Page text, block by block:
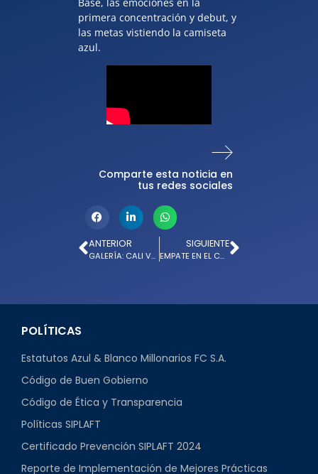
primera concentración y debut, y
las metas vistiendo la camiseta
azul.
Comparte esta noticia en
tus redes sociales
ANTERIOR
GALERÍA: CALI VS. MILLONARIOS POR LA FECHA 7 DE LA LIGA
SIGUIENTE
EMPATE EN EL CAMPÍN: MILLONARIOS 0-0 NACIONAL
POLÍTICAS
Estatutos Azul & Blanco Millonarios FC S.A.
Código de Buen Gobierno
Código de Ética y Transparencia
Políticas SIPLAFT
Certificado Prevención SIPLAFT 2024
Reporte de Implementación de Mejores Prácticas